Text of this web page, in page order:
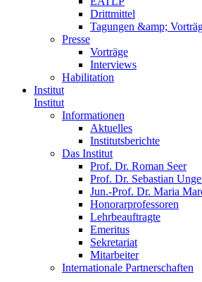
Drittmittel
Tagungen &amp;
Presse
Vorträge
Interviews
Habilitation
Institut
Institut
Informationen
Aktuelles
Institutsberichte
Das Institut
Prof. Dr. Roman Seer
Prof. Dr. Sebastian
Jun.-Prof. Dr. Maria
Honorarprofessoren
Lehrbeauftragte
Emeritus
Sekretariat
Mitarbeiter
Internationale Partnerschaften